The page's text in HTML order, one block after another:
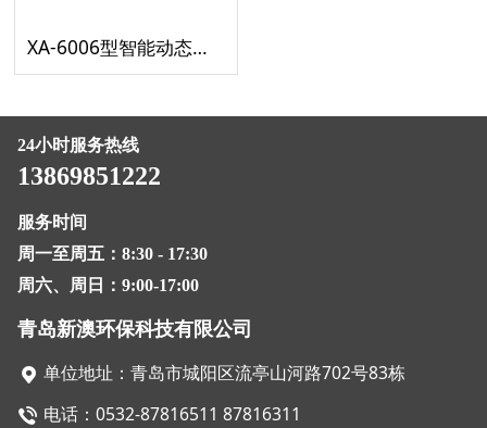
XA-6006型智能动态配气仪
24小时服务热线
13869851222
服务时间
周一至周五：8:30 - 17:30
周六、周日：9:00-17:00
青岛新澳环保科技有限公司
单位地址：青岛市城阳区流亭山河路702号83栋
电话：0532-87816511 87816311